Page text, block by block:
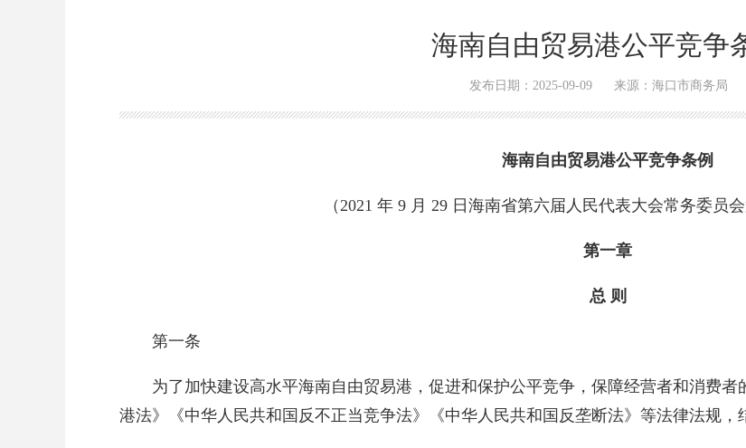
海南自由贸易港公平竞争
发布日期：2025-09-09 来源：海口市商务局
海南自由贸易港公平竞争条例
（2021 年 9 月 29 日海南省第六届人民代表大会常务委员
第一章
总 则
第一条
为了加快建设高水平海南自由贸易港，促进和保护公平竞争，保障经营者和消费
港法》《中华人民共和国反不正当竞争法》《中华人民共和国反垄断法》等法律法规，